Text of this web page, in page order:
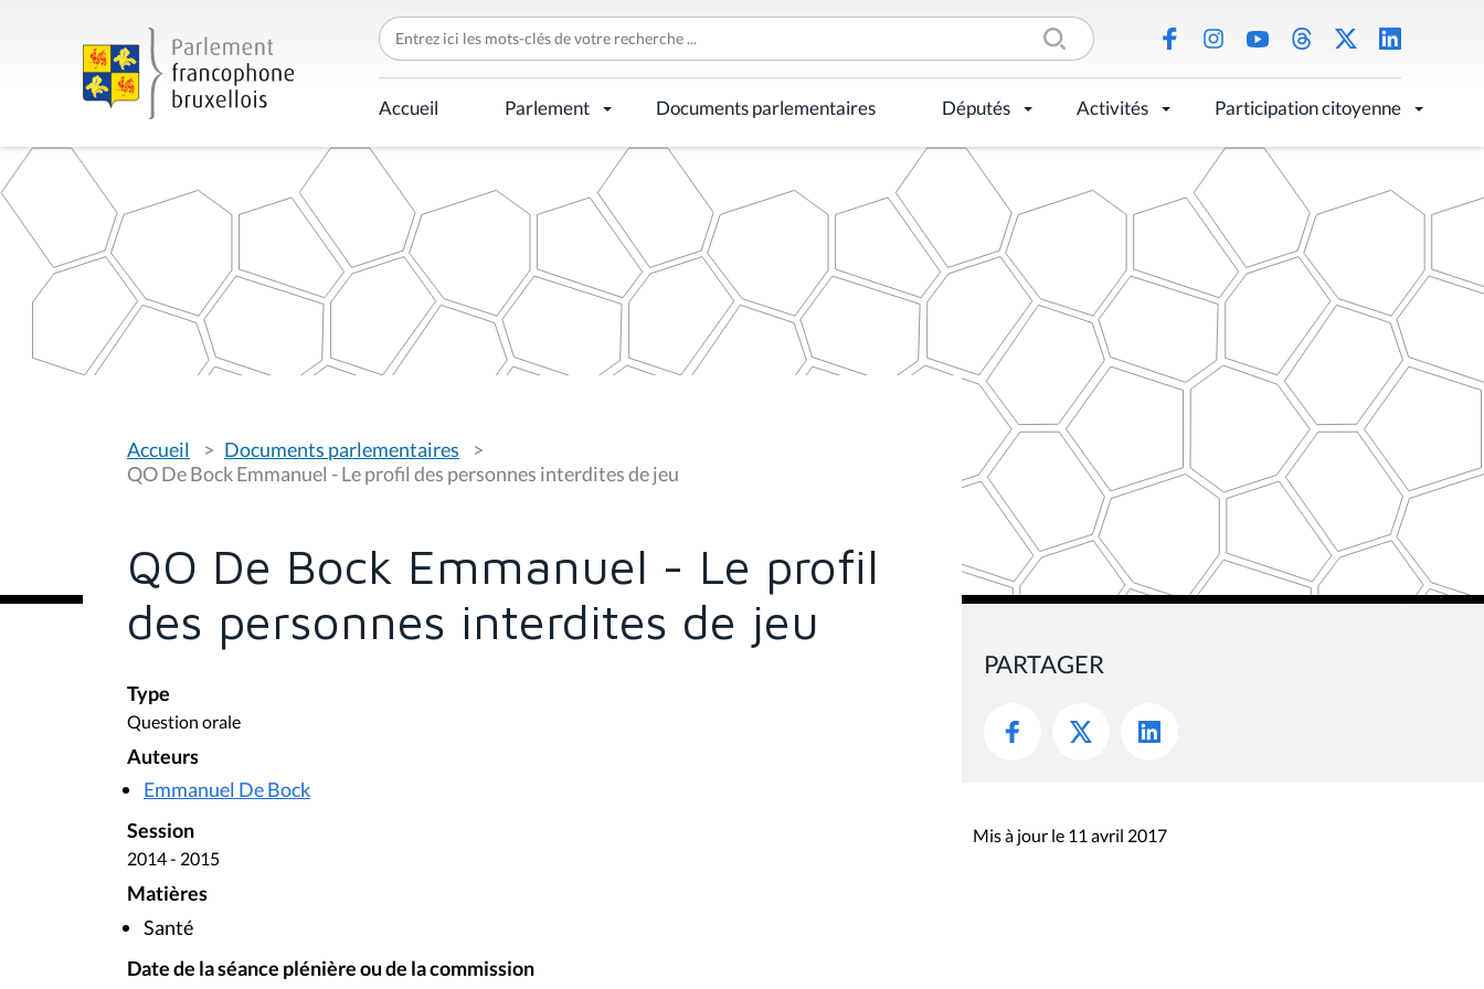
C
h
e
r
c
h
r
p
Accueil Parlement Documents parlementaires Députés Activités Participation citoyenne
o
u
s
s
:
Accueil
Documents parlementaires
QO De Bock Emmanuel - Le profil des personnes interdites de jeu
QO De Bock Emmanuel - Le profil
des personnes interdites de jeu
Type
Question orale
Auteurs
Emmanuel De Bock
Session
2014 - 2015
Matières
Santé
Date de la séance plénière ou de la commission
PARTAGER
Mis à jour le 11 avril 2017